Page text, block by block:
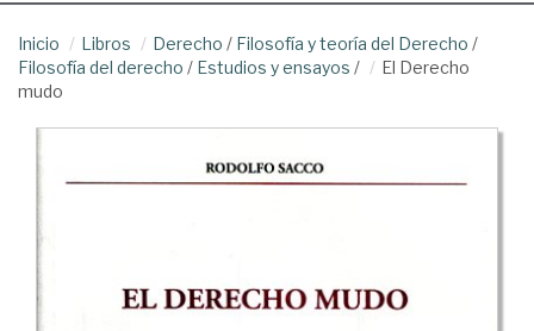
Inicio Libros Derecho / Filosofía y teoría del Derecho /
Filosofía del derecho / Estudios y ensayos /
El Derecho
mudo